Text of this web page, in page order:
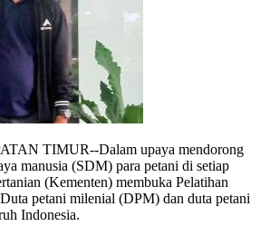
TIMUR--Dalam upaya mendorong
manusia (SDM) para petani di setiap
(Kementen) membuka Pelatihan
petani milenial (DPM) dan duta petani
Indonesia.